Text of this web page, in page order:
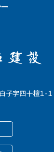
子字四十檀１-１